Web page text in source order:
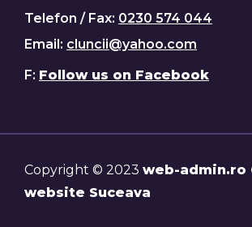
Telefon / Fax: 0230 574 044
Email: cluncii@yahoo.com
F: Follow us on Facebook
Copyright © 2023 web-admin.ro
website Suceava